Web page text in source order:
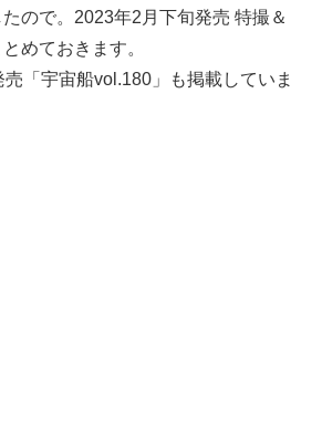
ので。2023年2月下旬発売 特撮＆
めておきます。
「宇宙船vol.180」も掲載していま